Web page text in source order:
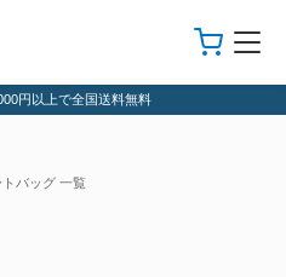
円以上で全国送料無料
バッグ 一覧